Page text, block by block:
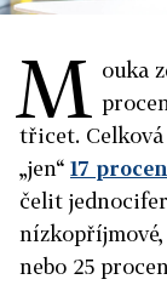
M ouka
třicet.
„jen“ 17
čelit
nebo 25